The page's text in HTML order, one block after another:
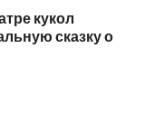
кукол
сказку о